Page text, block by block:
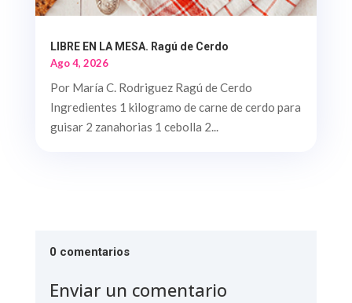
LIBRE EN LA MESA. Ragú de Cerdo
Ago 4, 2026
Por María C. Rodriguez Ragú de Cerdo
Ingredientes 1 kilogramo de carne de cerdo para
guisar 2 zanahorias 1 cebolla 2...
0 comentarios
Enviar un comentario